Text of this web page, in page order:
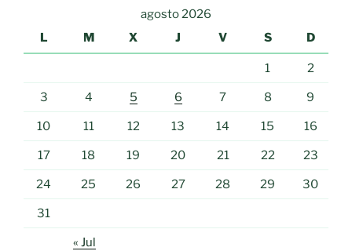
agosto 2026
L
M X J V S D
1 2
3 4 5 6 7 8 9
10 11 12 13 14 15 16
17 18 19 20 21 22 23
24 25 26 27 28 29 30
31
« Jul